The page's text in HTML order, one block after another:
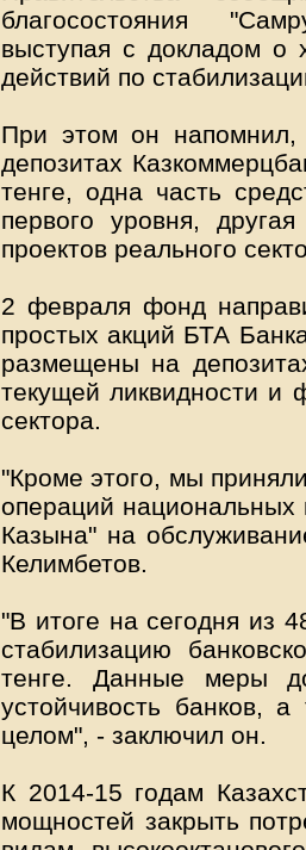
благосостояния
выступая с докладом о
действий по
При этом он напомнил,
депозитах
тенге, одна часть
первого уровня,
проектов реального
2 февраля фонд
простых акций БТА
размещены на
текущей ликвидности и
сектора.
"Кроме этого, мы
операций
Казына" на
Келимбетов.
"В итоге на сегодня из
стабилизацию
тенге. Данные меры
устойчивость банков,
целом", - заключил он.
К 2014-15 годам
мощностей закрыть